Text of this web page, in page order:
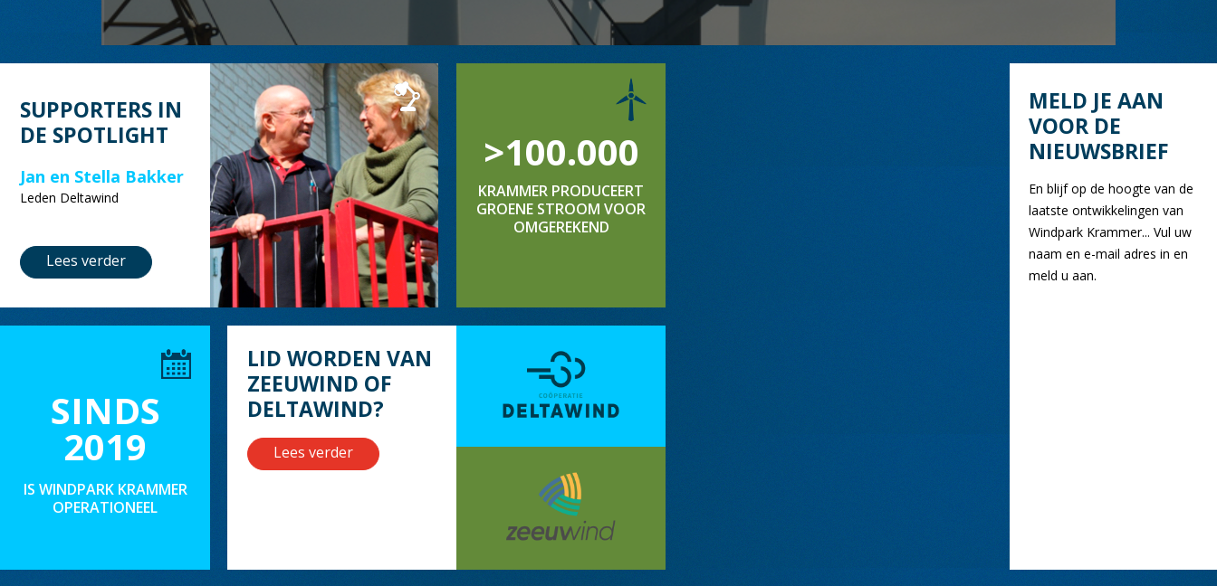
SUPPORTERS IN
DE SPOTLIGHT
Jan en Stella Bakker
Leden Deltawind
Lees verder
>100.000
KRAMMER PRODUCEERT
GROENE STROOM VOOR
OMGEREKEND
SINDS
2019
IS WINDPARK KRAMMER
OPERATIONEEL
LID WORDEN VAN
ZEEUWIND OF
DELTAWIND?
Lees verder
MELD JE AAN
VOOR DE
NIEUWSBRIEF
En blijf op de hoogte van de
laatste ontwikkelingen van
Windpark Krammer... Vul uw
naam en e-mail adres in en
meld u aan.